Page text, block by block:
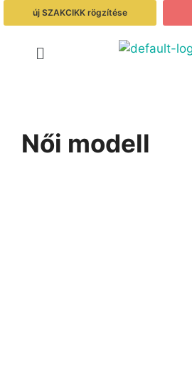
új SZAKCIKK rögzítése
Női modell